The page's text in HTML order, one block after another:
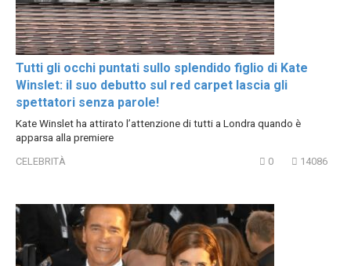
Tutti gli occhi puntati sullo splendido figlio di Kate
Winslet: il suo debutto sul red carpet lascia gli
spettatori senza parole!
Kate Winslet ha attirato l’attenzione di tutti a Londra quando è
apparsa alla premiere
CELEBRITÀ 0 14086